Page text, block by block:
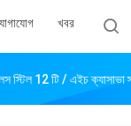
খবর
স্টিল 12 টি / এইচ ক্যাসাভা